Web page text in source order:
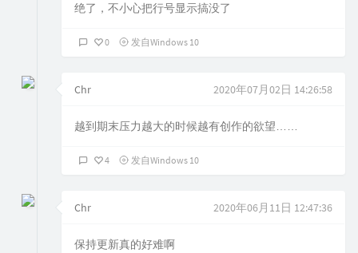
绝了，不小心把行号显示搞没了
0 发自Windows 10
Chr 2020年07月02日 14:26:58
越到期末压力越大的时候越有创作的欲望……
4 发自Windows 10
Chr 2020年06月11日 12:47:36
保持更新真的好难啊